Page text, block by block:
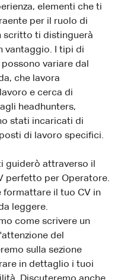
elementi che ti
per il ruolo di
scritto ti distinguerà
vantaggio. I tipi di
variare dal
che lavora
e cerca di
headhunters,
stati incaricati di
di lavoro specifici.
guiderò attraverso il
perfetto per Operatore.
formattare il tuo CV in
leggere.
come scrivere un
del
sulla sezione
in dettaglio i tuoi